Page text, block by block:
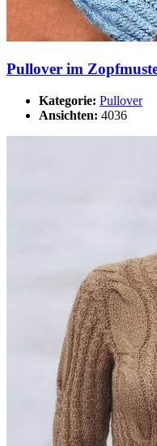
Pullover im
Kategorie: Pullover
Ansichten: 4036